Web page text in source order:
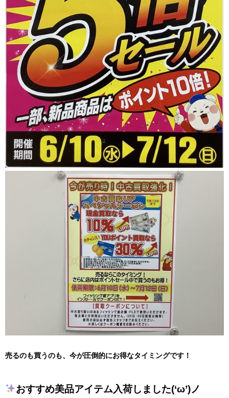
売るのも買うのも、今が圧倒的にお得なタイミングです！
おすすめ美品アイテム入荷しました(‘ω’)ノ